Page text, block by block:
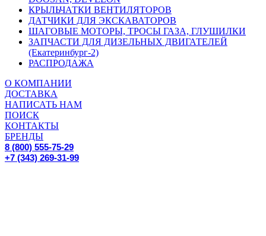
КРЫЛЬЧАТКИ ВЕНТИЛЯТОРОВ
ДАТЧИКИ ДЛЯ ЭКСКАВАТОРОВ
ШАГОВЫЕ МОТОРЫ, ТРОСЫ ГАЗА, ГЛУШИЛКИ
ЗАПЧАСТИ ДЛЯ ДИЗЕЛЬНЫХ ДВИГАТЕЛЕЙ
(Екатеринбург-2)
РАСПРОДАЖА
О КОМПАНИИ
ДОСТАВКА
НАПИСАТЬ НАМ
ПОИСК
КОНТАКТЫ
БРЕНДЫ
8 (800) 555-75-29
+7 (343) 269-31-99